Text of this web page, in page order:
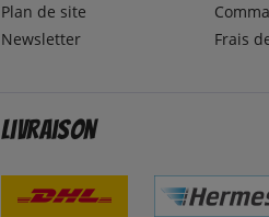
Plan de site
Newsletter
Frais
Livraison